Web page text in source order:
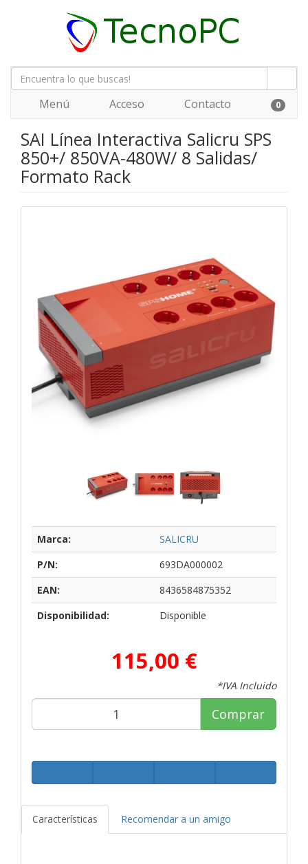
Menú Acceso Contacto 0
SAI Línea Interactiva Salicru SPS
850+/ 850VA-480W/ 8 Salidas/
Formato Rack
Marca:
SALICRU
P/N:
693DA000002
EAN:
8436584875352
Disponibilidad:
Disponible
115,00 €
*IVA Incluido
Comprar
Características Recomendar a un amigo